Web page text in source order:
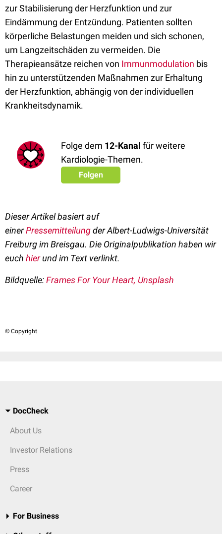
zur Stabilisierung der Herzfunktion und zur
Eindämmung der Entzündung. Patienten sollten
körperliche Belastungen meiden und sich schonen,
um Langzeitschäden zu vermeiden. Die
Therapieansätze reichen von Immunmodulation bis
hin zu unterstützenden Maßnahmen zur Erhaltung
der Herzfunktion, abhängig von der individuellen
Krankheitsdynamik.
Folge dem 12-Kanal für weitere
Kardiologie-Themen.
Folgen
Dieser Artikel basiert auf
einerPressemitteilungderAlbert-Ludwigs-Universität
Freiburg im Breisgau. Die Originalpublikation haben wir
euch hierund im Text verlinkt.
Bildquelle:Frames For Your Heart, Unsplash
© Copyright
DocCheck
About Us
Investor Relations
Press
Career
For Business